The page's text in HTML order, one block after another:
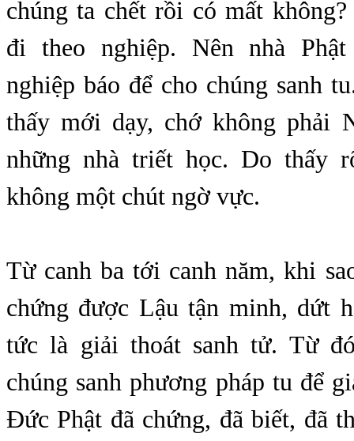
chúng ta chết rồi có mất
đi theo nghiệp. Nên nhà
nghiệp báo để cho chúng sanh
thấy mới dạy, chớ không phải
những nhà triết học. Do thấy
không một chút ngờ vực.
Từ canh ba tới canh năm, khi
chứng được Lậu tận minh, dứt
tức là giải thoát sanh tử. Từ
chúng sanh phương pháp tu để
Đức Phật đã chứng, đã biết, đã